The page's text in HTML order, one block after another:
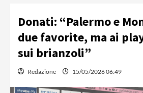
Donati: “Palermo e
due favorite, ma ai
sui brianzoli”
Redazione 15/05/2026 06:49